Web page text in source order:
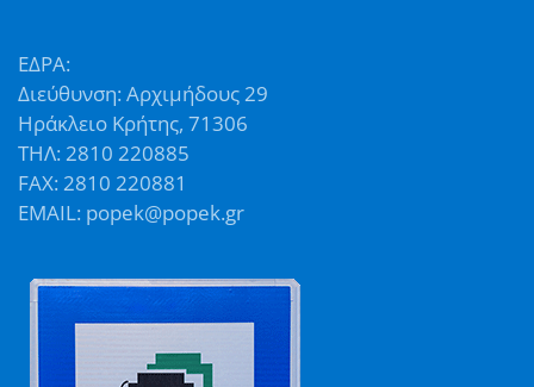
ΕΔΡΑ:
Διεύθυνση: Αρχιμήδους 29
Ηράκλειο Κρήτης, 71306
ΤΗΛ: 2810 220885
FAX: 2810 220881
EMAIL: popek@popek.gr